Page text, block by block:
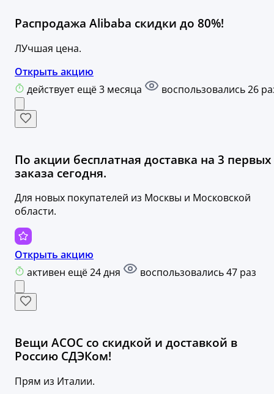
Распродажа Alibaba скидки до 80%!
ЛУчшая цена.
Открыть акцию
действует ещё 3 месяца
воспользовались 26
По акции бесплатная доставка на 3 первых
заказа сегодня.
Для новых покупателей из Москвы и Московской
области.
Открыть акцию
активен ещё 24 дня
воспользовались 47 раз
Вещи АСОС со скидкой и доставкой в
Россию СДЭКом!
Прям из Италии.